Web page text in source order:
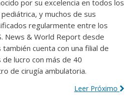
por su excelencia en todos los
y muchos de sus
regularmente entre los
News & World Report desde
también cuenta con una filial de
lucro con más de 40
de cirugía ambulatoria.
Leer Próximo